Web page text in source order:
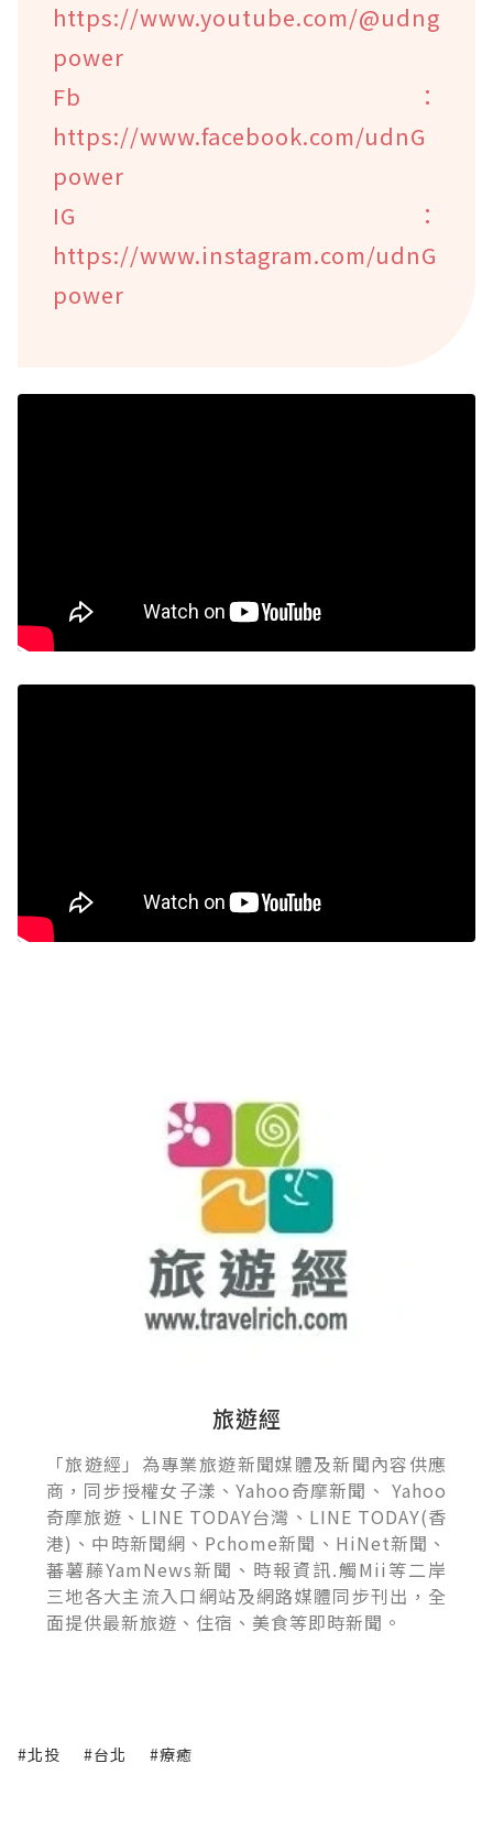
https://www.youtube.com/@udng
power
Fb：
https://www.facebook.com/udnG
power
IG：
https://www.instagram.com/udnG
power
旅遊經
「旅遊經」為專業旅遊新聞媒體及新聞內容供應
商，同步授權女子漾、Yahoo奇摩新聞、 Yahoo
奇摩旅遊、LINE TODAY台灣、LINE TODAY(香
港)、中時新聞網、Pchome新聞、HiNet新聞、
蕃薯藤YamNews新聞、時報資訊.觸Mii等二岸
三地各大主流入口網站及網路媒體同步刊出，全
面提供最新旅遊、住宿、美食等即時新聞。
#北投 #台北 #療癒